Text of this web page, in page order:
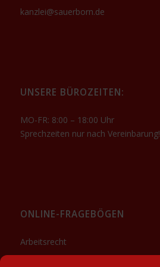
kanzlei@sauerborn.de
UNSERE BÜROZEITEN:
MO-FR: 8:00 – 18:00 Uhr
Sprechzeiten nur nach Vereinbarung!
ONLINE-FRAGEBÖGEN
Arbeitsrecht